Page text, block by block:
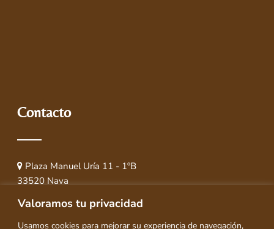
Valoramos tu privacidad
Usamos cookies para mejorar su experiencia de navegación,
Contacto
Plaza Manuel Uría 11 - 1ºB
33520 Nava
619 62 93 87